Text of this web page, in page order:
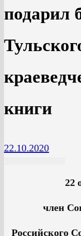
подарил
книги
22.10.2020
22
член
Российского